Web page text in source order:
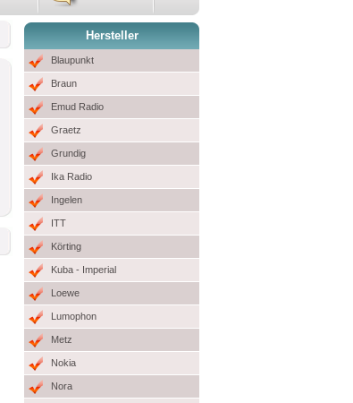
Hersteller
Blaupunkt
Braun
Emud Radio
Graetz
Grundig
Ika Radio
Ingelen
ITT
Körting
Kuba - Imperial
Loewe
Lumophon
Metz
Nokia
Nora